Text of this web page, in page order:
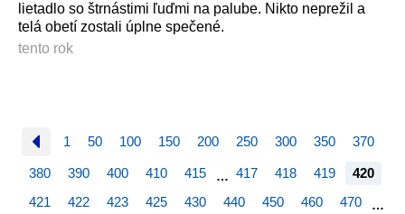
lietadlo so štrnástimi ľuďmi na palube. Nikto neprežil a
telá obetí zostali úplne spečené.
tento rok
1 50 100 150 200 250 300 350 370
380 390 400 410 415 … 417 418 419
420
421
422 423 425 430 440 450 460 470 …